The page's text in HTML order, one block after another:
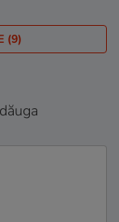
(9)